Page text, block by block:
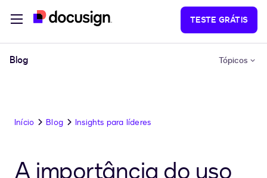
TESTE GRÁTIS
Blog Tópicos
Início Blog Insights para líderes